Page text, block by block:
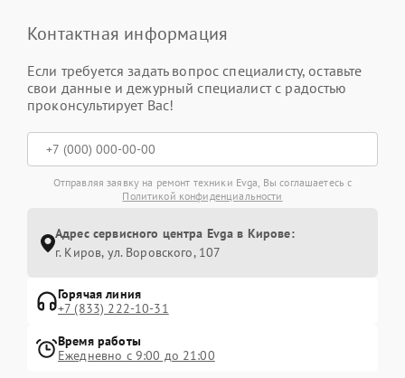
Контактная информация
Если требуется задать вопрос специалисту, оставьте
свои данные и дежурный специалист с радостью
проконсультирует Вас!
Отправляя заявку на ремонт техники Evga, Вы соглашаетесь с
Политикой конфиденциальности
Адрес сервисного центра Evga в Кирове:
г. Киров, ул. Воровского, 107
Горячая линия
+7 (833) 222-10-31
Время работы
Ежедневно с 9:00 до 21:00